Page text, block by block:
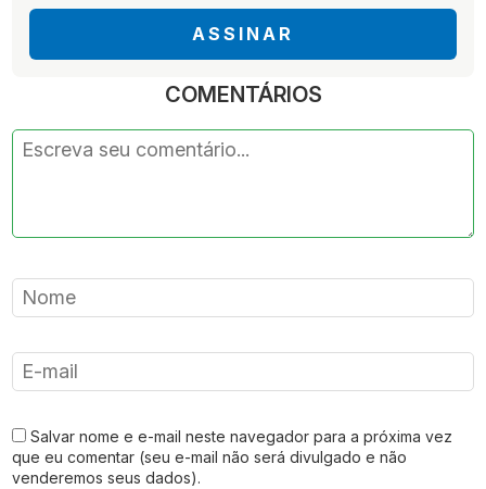
ASSINAR
COMENTÁRIOS
Salvar nome e e-mail neste navegador para a próxima vez
que eu comentar (seu e-mail não será divulgado e não
venderemos seus dados).